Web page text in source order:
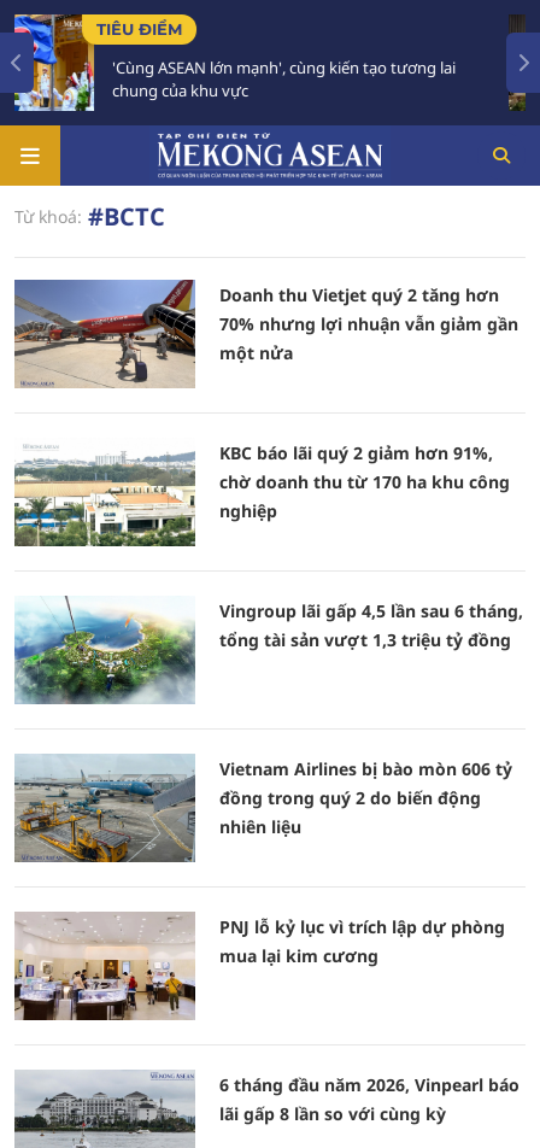
TIÊU ĐIỂM
'Cùng ASEAN lớn mạnh', cùng kiến tạo tương lai
chung của khu vực
Từ khoá: #BCTC
Doanh thu Vietjet quý 2 tăng hơn
70% nhưng lợi nhuận vẫn giảm gần
một nửa
KBC báo lãi quý 2 giảm hơn 91%,
chờ doanh thu từ 170 ha khu công
nghiệp
Vingroup lãi gấp 4,5 lần sau 6 tháng,
tổng tài sản vượt 1,3 triệu tỷ đồng
Vietnam Airlines bị bào mòn 606 tỷ
đồng trong quý 2 do biến động
nhiên liệu
PNJ lỗ kỷ lục vì trích lập dự phòng
mua lại kim cương
6 tháng đầu năm 2026, Vinpearl báo
lãi gấp 8 lần so với cùng kỳ